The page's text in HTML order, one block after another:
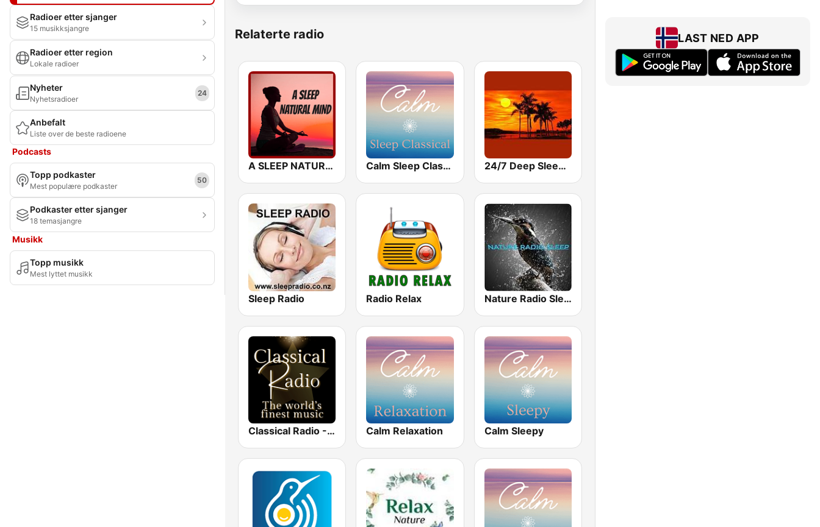
Radioer etter sjanger
15 musikksjangre
Radioer etter region
Lokale radioer
Nyheter
Nyhetsradioer
24
Anbefalt
Liste over de beste radioene
Podcasts
Topp podkaster
Mest populære podkaster
50
Podkaster etter sjanger
18 temasjangre
Musikk
Topp musikk
Mest lyttet musikk
Relaterte radio
A SLEEP NATURAL MIND Calm Sleep Classical 24/7 Deep Sleep Music Relaxing Music Insomnia Sleep Relaxing Music Study Sleep Meditation
Sleep Radio Radio Relax Nature Radio Sleep
Classical Radio - Sleep Calm Relaxation Calm Sleepy
LAST NED APP